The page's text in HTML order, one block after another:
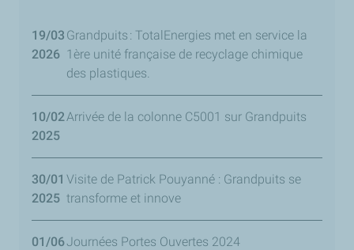
19/03
2026
Grandpuits : TotalEnergies met en service la
1ère unité française de recyclage chimique
des plastiques.
10/02
2025
Arrivée de la colonne C5001 sur Grandpuits
30/01
2025
Visite de Patrick Pouyanné : Grandpuits se
transforme et innove
01/06Journées Portes Ouvertes 2024